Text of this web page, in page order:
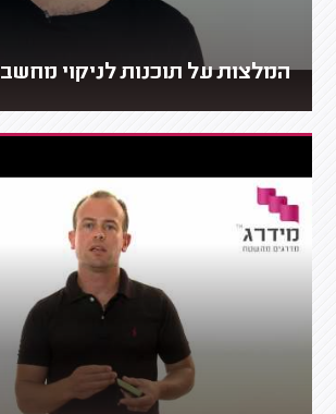
המלצות על תוכנות לניקוי מחשב